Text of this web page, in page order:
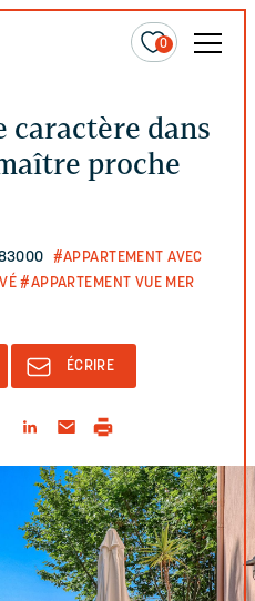
0
caractère dans
proche
#APPARTEMENT AVEC
#APPARTEMENT VUE MER
ÉCRIRE